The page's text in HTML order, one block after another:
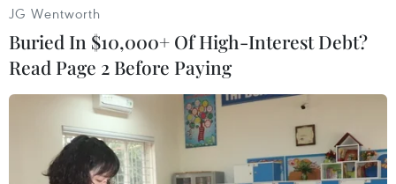
50 nhà máy nhiệt điện than đóng cửa dưới
thời Tổng thống Mỹ Trump
JG Wentworth
Buried In $10,000+ Of High-Interest Debt?
Read Page 2 Before Paying